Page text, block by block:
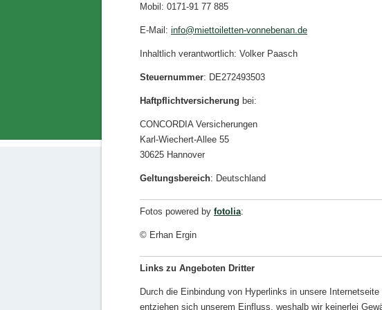
Mobil: 0171-91 77 885
E-Mail: info@miettoiletten-vonnebenan.de
Inhaltlich verantwortlich: Volker Paasch
Steuernummer: DE272493503
Haftpflichtversicherung bei:
CONCORDIA Versicherungen
Karl-Wiechert-Allee 55
30625 Hannover
Geltungsbereich: Deutschland
Fotos powered by fotolia:
© Erhan Ergin
Links zu Angeboten Dritter
Durch die Einbindung von Hyperlinks in unsere
entziehen sich unserem Einfluss, weshalb wir keinerlei